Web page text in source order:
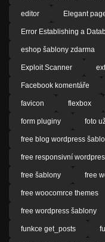
editor Elegant
Error Establishing a
eshop šablony zdarma
Exploit Scanner
Facebook komentáře
favicon flexbox
form pluginy foto
free blog wordpress
free responsivní
free šablony free
free woocomrce themes
free wordpress šablony
funkce get_posts